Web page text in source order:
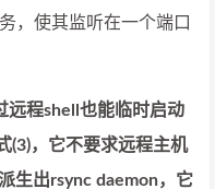
，使其监听在一个端口
远程shell也能临时启动
(3)，它不要求远程主机
生出rsync daemon，它